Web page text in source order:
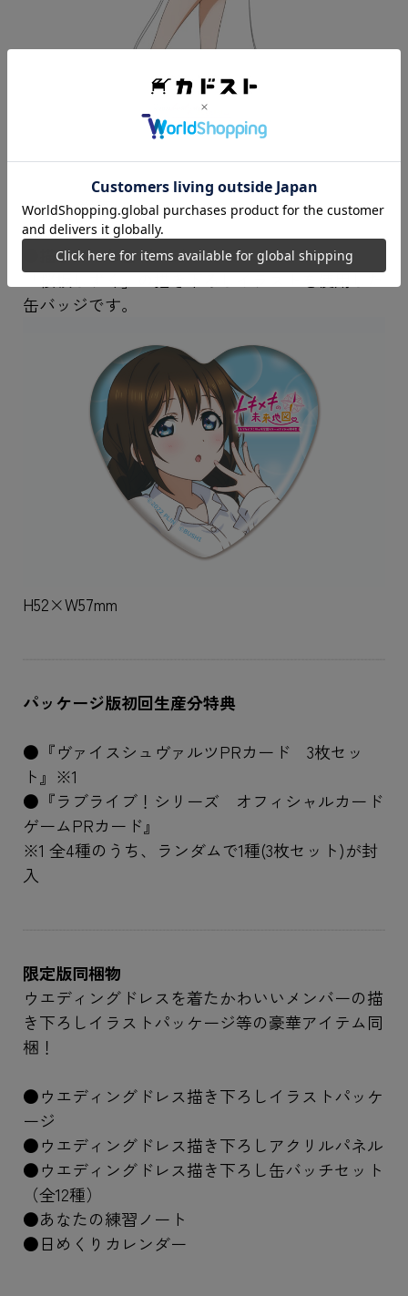
H150mm程度
●描きおろし缶バッジ
「桜坂しずく」の描き下ろしイラストを使用した
缶バッジです。
H52×W57mm
パッケージ版初回生産分特典
●『ヴァイスシュヴァルツPRカード 3枚セッ
ト』※1
●『ラブライブ！シリーズ オフィシャルカード
ゲームPRカード』
※1 全4種のうち、ランダムで1種(3枚セット)が封
入
限定版同梱物
ウエディングドレスを着たかわいいメンバーの描
き下ろしイラストパッケージ等の豪華アイテム同
梱！
●ウエディングドレス描き下ろしイラストパッケ
ージ
●ウエディングドレス描き下ろしアクリルパネル
●ウエディングドレス描き下ろし缶バッチセット
（全12種）
●あなたの練習ノート
●日めくりカレンダー